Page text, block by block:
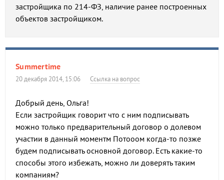
застройщика по 214-ФЗ, наличие ранее построенных
объектов застройщиком.
Summertime
20 декабря 2014, 15:06 Ссылка на вопрос
Добрый день, Ольга!
Если застройщик говорит что с ним подписывать
можно только предварительный договор о долевом
участии в данный моментм Потооом когда-то позже
будем подписывать основной договор. Есть какие-то
способы этого избежать, можно ли доверять таким
компаниям?